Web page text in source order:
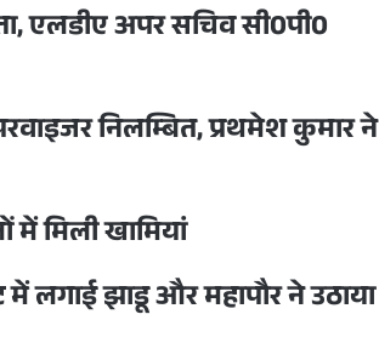
एलडीए अपर सचिव सी0पी0
निलम्बित, प्रथमेश कुमार ने
में मिली खामियां
झाडू और महापौर ने उठाया